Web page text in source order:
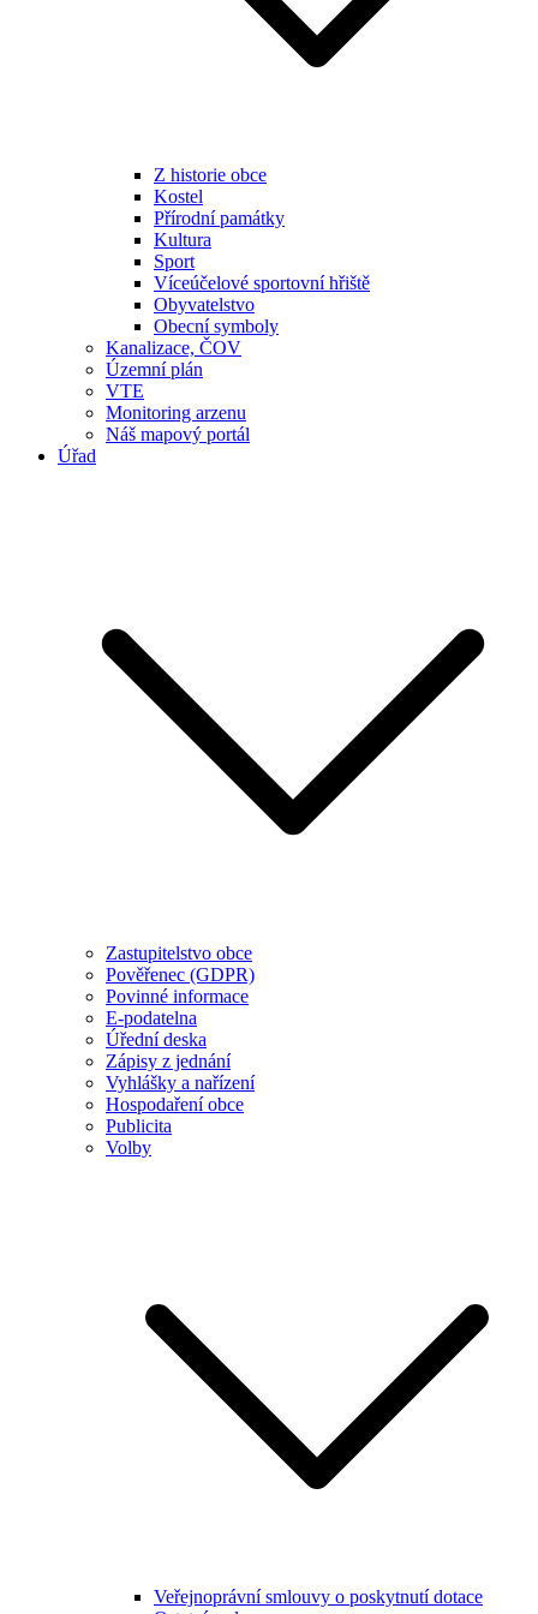
Z historie obce
Kostel
Přírodní památky
Kultura
Sport
Víceúčelové sportovní hřiště
Obyvatelstvo
Obecní symboly
Kanalizace, ČOV
Územní plán
VTE
Monitoring arzenu
Náš mapový portál
Úřad
Zastupitelstvo obce
Pověřenec (GDPR)
Povinné informace
E-podatelna
Úřední deska
Zápisy z jednání
Vyhlášky a nařízení
Hospodaření obce
Publicita
Volby
Veřejnoprávní smlouvy o poskytnutí dotace